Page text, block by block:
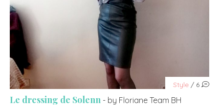
Style / 6
Le dressing de Solenn - by Floriane Team BH